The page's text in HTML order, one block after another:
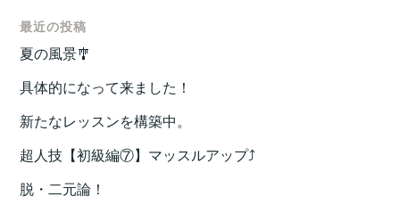
最近の投稿
夏の風景🎐
具体的になって来ました！
新たなレッスンを構築中。
超人技【初級編⑦】マッスルアップ⤴️
脱・二元論！